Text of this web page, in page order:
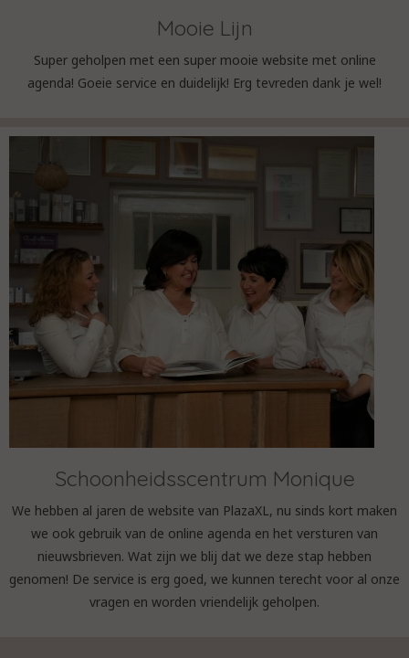
Mooie Lijn
Super geholpen met een super mooie website met online
agenda! Goeie service en duidelijk! Erg tevreden dank je wel!
Schoonheidsscentrum Monique
We hebben al jaren de website van PlazaXL, nu sinds kort maken
we ook gebruik van de online agenda en het versturen van
nieuwsbrieven. Wat zijn we blij dat we deze stap hebben
genomen! De service is erg goed, we kunnen terecht voor al onze
vragen en worden vriendelijk geholpen.